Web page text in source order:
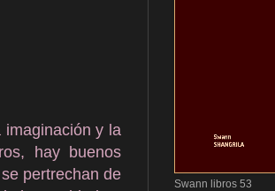
y la
hay buenos
pertrechan de
Swann libros 53